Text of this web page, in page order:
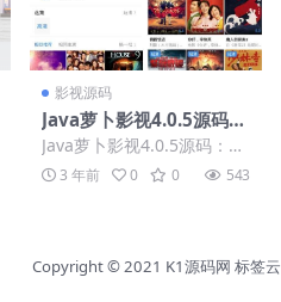
影视源码
Java萝卜影视4.0.5源码：
完美修复的影视网站源
码，提供完整功能版本视
频影视网站源码 视频影视
Java萝卜影视4.0.5源码：完
美修复的影视网站源码，提
供完整功能版本 Jav...
3 年前 0 0 543
Copyright © 2021 K1源码网 标签云